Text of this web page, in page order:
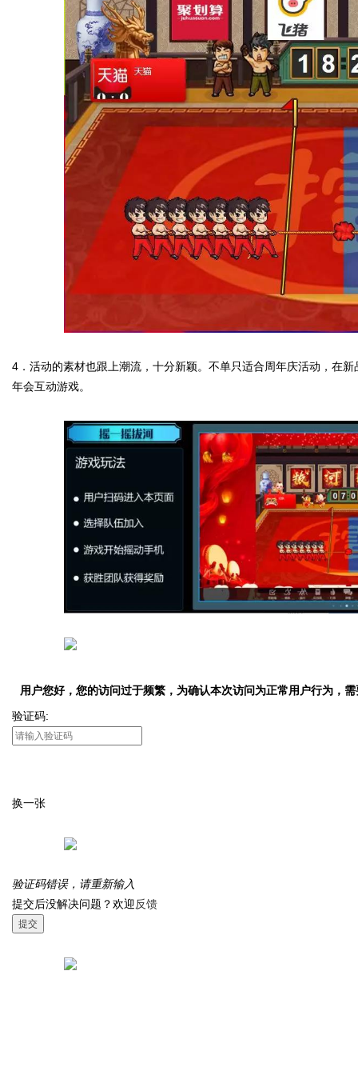
4 ．活动的素材也跟上潮流，十分新颖。不单只适合周年庆活动，在
年会互动游戏。
用户您好，您的访问过于频繁，为确认本次访问为正常用户行为，
验证码:
换一张
验证码错误，请重新输入
提交后没解决问题？欢迎反馈
提交